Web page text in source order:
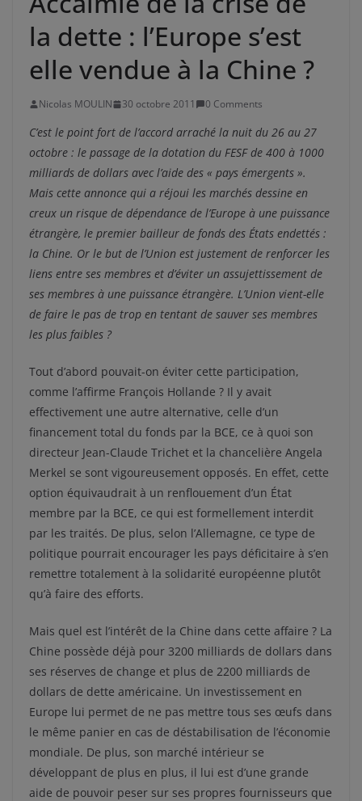
la dette : l’Europe s’est
elle vendue à la Chine ?
Nicolas MOULIN 30 octobre 2011 0 Comments
C’est le point fort de l’accord arraché la nuit du 26 au 27
octobre : le passage de la dotation du FESF de 400 à 1000
milliards de dollars avec l’aide des « pays émergents ».
Mais cette annonce qui a réjoui les marchés dessine en
creux un risque de dépendance de l’Europe à une puissance
étrangère, le premier bailleur de fonds des États endettés :
la Chine. Or le but de l’Union est justement de renforcer les
liens entre ses membres et d’éviter un assujettissement de
ses membres à une puissance étrangère. L’Union vient-elle
de faire le pas de trop en tentant de sauver ses membres
les plus faibles ?
Tout d’abord pouvait-on éviter cette participation,
comme l’affirme François Hollande ? Il y avait
effectivement une autre alternative, celle d’un
financement total du fonds par la BCE, ce à quoi son
directeur Jean-Claude Trichet et la chancelière Angela
Merkel se sont vigoureusement opposés. En effet, cette
option équivaudrait à un renflouement d’un État
membre par la BCE, ce qui est formellement interdit
par les traités. De plus, selon l’Allemagne, ce type de
politique pourrait encourager les pays déficitaire à s’en
remettre totalement à la solidarité européenne plutôt
qu’à faire des efforts.
Mais quel est l’intérêt de la Chine dans cette affaire ? La
Chine possède déjà pour 3200 milliards de dollars dans
ses réserves de change et plus de 2200 milliards de
dollars de dette américaine. Un investissement en
Europe lui permet de ne pas mettre tous ses œufs dans
le même panier en cas de déstabilisation de l’économie
mondiale. De plus, son marché intérieur se
développant de plus en plus, il lui est d’une grande
aide de pouvoir peser sur ses propres fournisseurs que